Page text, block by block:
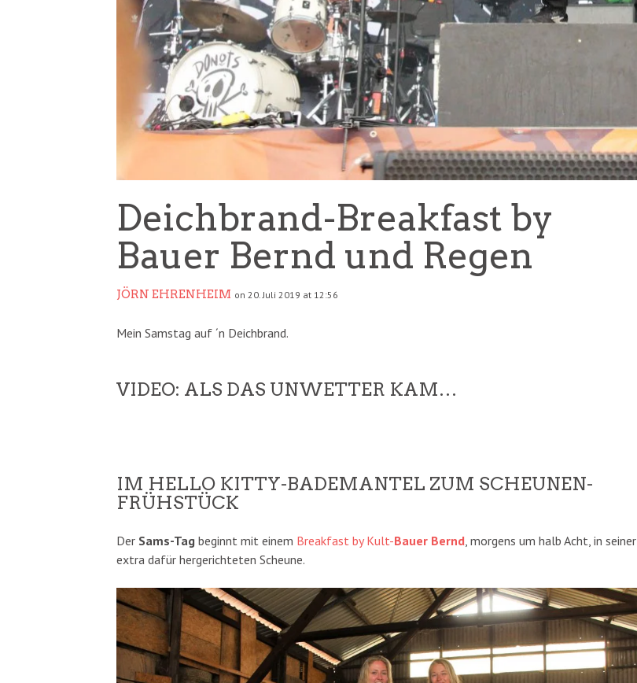
Deichbrand-Breakfast by
Bauer Bernd und Regen
JÖRN EHRENHEIM on 20. Juli 2019 at 12:56
Mein Samstag auf ´n Deichbrand.
VIDEO: ALS DAS UNWETTER KAM…
IM HELLO KITTY-BADEMANTEL ZUM SCHEUNEN-
FRÜHSTÜCK
Der Sams-Tag beginnt mit einem Breakfast by Kult-Bauer Bernd, morgens um halb Acht, in seiner
extra dafür hergerichteten Scheune.